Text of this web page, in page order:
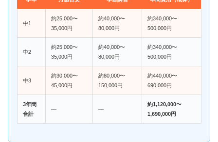
中1
約25,000〜
35,000円
約40,000〜
80,000円
約340,000〜
500,000円
中2
約25,000〜
35,000円
約40,000〜
80,000円
約340,000〜
500,000円
中3
約30,000〜
45,000円
約80,000〜
150,000円
約440,000〜
690,000円
3年間
合計
— —
約1,120,000〜
1,690,000円